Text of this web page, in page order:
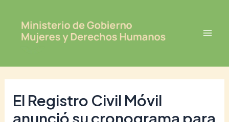
contenido
El Registro Civil Móvil
anunció su cronograma para
navigation